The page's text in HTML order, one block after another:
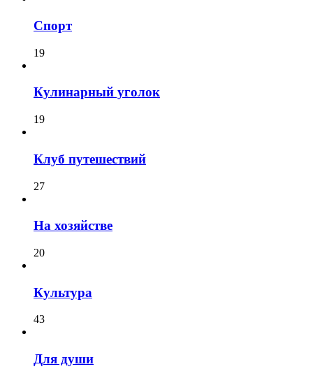
Спорт
19
Кулинарный уголок
19
Клуб путешествий
27
На хозяйстве
20
Культура
43
Для души